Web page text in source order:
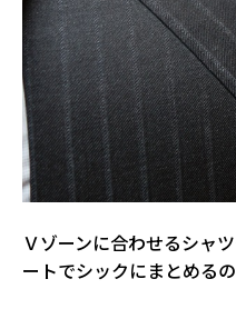
Ｖゾーンに合わせるシャ
ートでシックにまとめるの